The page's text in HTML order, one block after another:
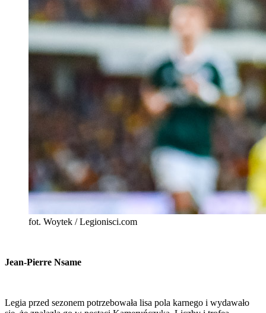
fot. Woytek / Legionisci.com
Jean-Pierre Nsame
Legia przed sezonem potrzebowała lisa pola karnego i wydawało